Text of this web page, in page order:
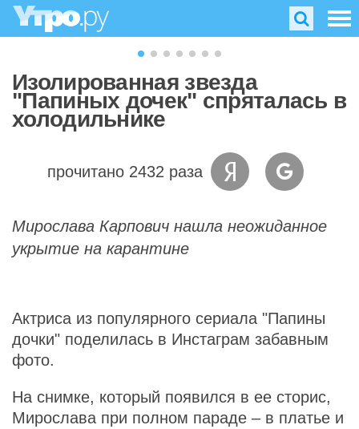
Изолированная звезда
"Папиных дочек" спряталась в
холодильнике
прочитано 2432 раза
Мирослава Карпович нашла неожиданное
укрытие на карантине
Актриса из популярного сериала "Папины
дочки" поделилась в Инстаграм забавным
фото.
На снимке, который появился в ее сторис,
Мирослава при полном параде – в платье и